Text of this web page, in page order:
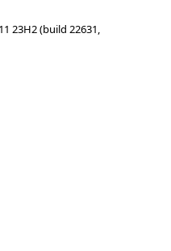
23H2 (build 22631,